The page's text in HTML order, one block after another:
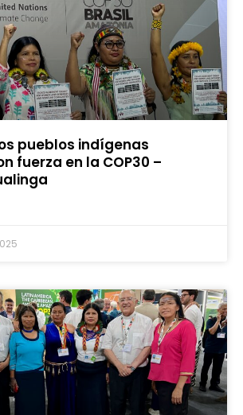
pueblos indígenas
fuerza en la COP30 –